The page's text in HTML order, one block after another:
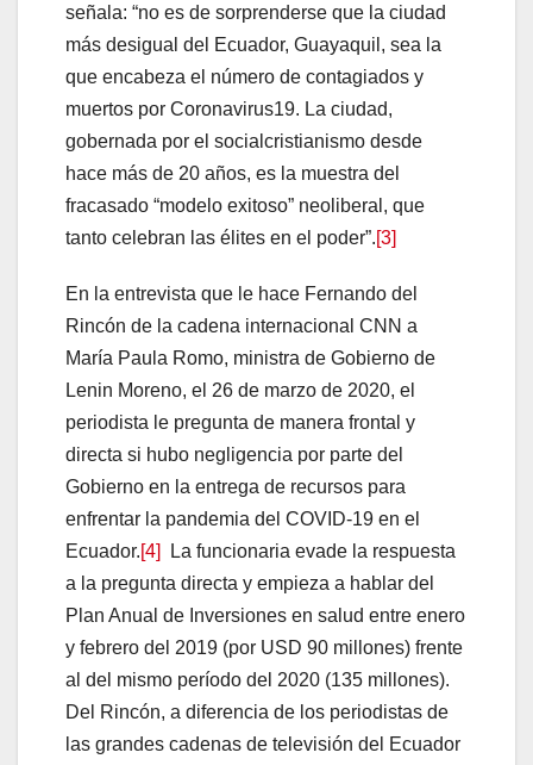
señala: “no es de sorprenderse que la ciudad
más desigual del Ecuador, Guayaquil, sea la
que encabeza el número de contagiados y
muertos por Coronavirus19. La ciudad,
gobernada por el socialcristianismo desde
hace más de 20 años, es la muestra del
fracasado “modelo exitoso” neoliberal, que
tanto celebran las élites en el poder”.[3]
En la entrevista que le hace Fernando del
Rincón de la cadena internacional CNN a
María Paula Romo, ministra de Gobierno de
Lenin Moreno, el 26 de marzo de 2020, el
periodista le pregunta de manera frontal y
directa si hubo negligencia por parte del
Gobierno en la entrega de recursos para
enfrentar la pandemia del COVID-19 en el
Ecuador.[4]
La funcionaria evade la respuesta
a la pregunta directa y empieza a hablar del
Plan Anual de Inversiones en salud entre enero
y febrero del 2019 (por USD 90 millones) frente
al del mismo período del 2020 (135 millones).
Del Rincón, a diferencia de los periodistas de
las grandes cadenas de televisión del Ecuador